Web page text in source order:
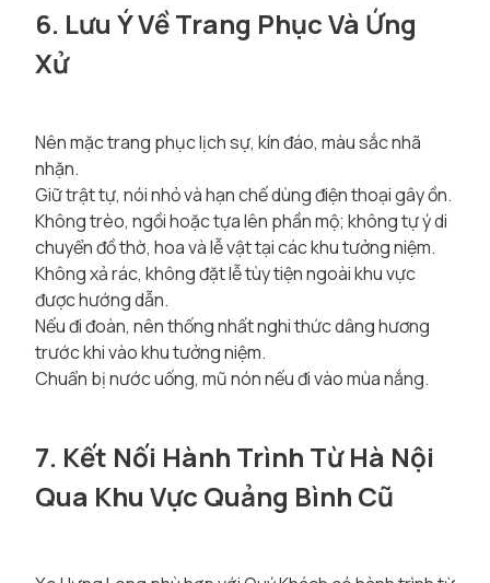
6. Lưu Ý Về Trang Phục Và Ứng
Xử
Nên mặc trang phục lịch sự, kín đáo, màu sắc nhã
nhặn.
Giữ trật tự, nói nhỏ và hạn chế dùng điện thoại gây ồn.
Không trèo, ngồi hoặc tựa lên phần mộ; không tự ý di
chuyển đồ thờ, hoa và lễ vật tại các khu tưởng niệm.
Không xả rác, không đặt lễ tùy tiện ngoài khu vực
được hướng dẫn.
Nếu đi đoàn, nên thống nhất nghi thức dâng hương
trước khi vào khu tưởng niệm.
Chuẩn bị nước uống, mũ nón nếu đi vào mùa nắng.
7. Kết Nối Hành Trình Từ Hà Nội
Qua Khu Vực Quảng Bình Cũ